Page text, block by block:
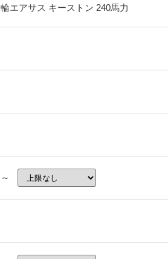
エアサス キーストン 240馬力
～